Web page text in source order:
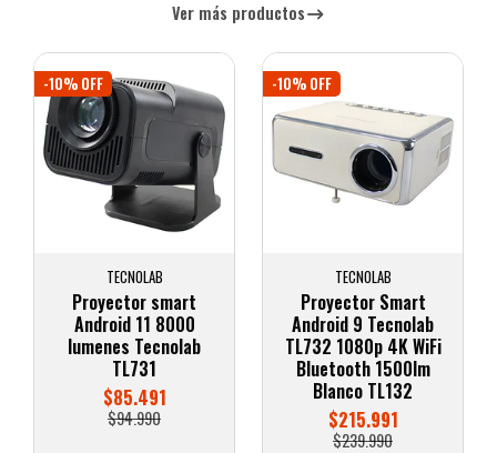
Ver más productos
-10% OFF
TECNOLAB
Proyector smart
Android 11 8000
lumenes Tecnolab
TL731
$85.491
$94.990
-10% OFF
TECNOLAB
Proyector Smart
Android 9 Tecnolab
TL732 1080p 4K WiFi
Bluetooth 1500lm
Blanco TL132
$215.991
$239.990